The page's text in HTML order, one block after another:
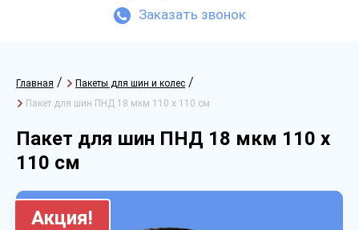
Заказать звонок
Главная / Пакеты для шин и колес /
Пакет для шин ПНД 18 мкм 110 х 110 см
Пакет для шин ПНД 18 мкм 110 х
110 см
Акция!